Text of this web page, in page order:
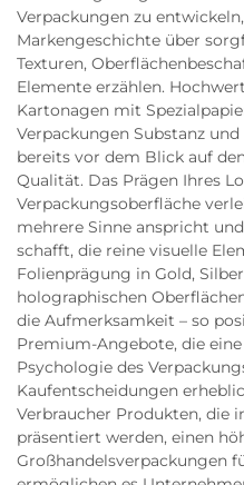
Verpackungen zu
Markengeschichte über
Texturen,
Elemente erzählen.
Kartonagen mit
Verpackungen Substanz
bereits vor dem Blick auf
Qualität. Das Prägen Ihres
Verpackungsoberfläche
mehrere Sinne anspricht
schafft, die reine visuelle
Folienprägung in Gold,
holographischen
die Aufmerksamkeit – so
Premium-Angebote, die
Psychologie des
Kaufentscheidungen
Verbraucher Produkten, die
präsentiert werden, einen
Großhandelsverpackungen